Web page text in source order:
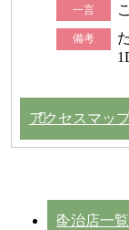
一言
備考
アクセスマッ
今治店一